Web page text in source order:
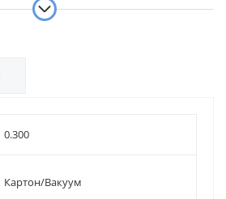
на сляпо. Нашите технолози опитват
то развие максималния си вкус и
0.300
Картон/Вакуум